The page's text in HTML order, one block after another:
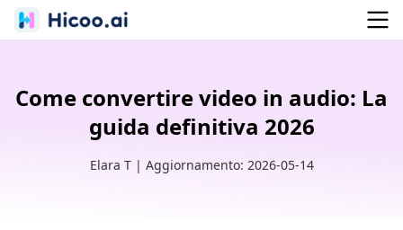
Come convertire video in audio: La
guida definitiva 2026
Elara T | Aggiornamento: 2026-05-14